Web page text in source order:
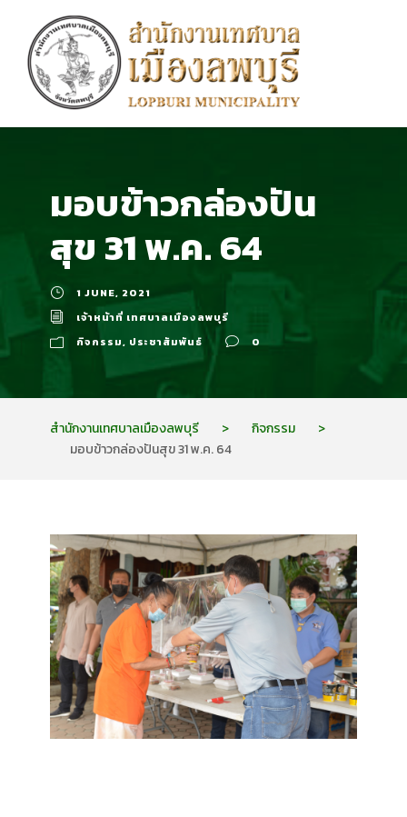
มอบข้าวกล่องปัน
สุข 31 พ.ค. 64
1 JUNE, 2021
เจ้าหน้าที่ เทศบาลเมืองลพบุรี
กิจกรรม, ประชาสัมพันธ์ 0
สำนักงานเทศบาลเมืองลพบุรี > กิจกรรม
>
มอบข้าวกล่องปันสุข 31 พ.ค. 64